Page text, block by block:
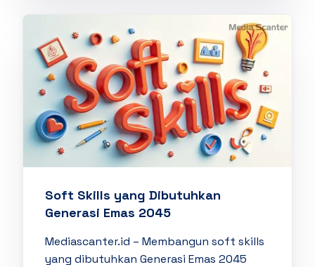
Soft Skills yang Dibutuhkan
Generasi Emas 2045
Mediascanter.id – Membangun soft skills
yang dibutuhkan Generasi Emas 2045